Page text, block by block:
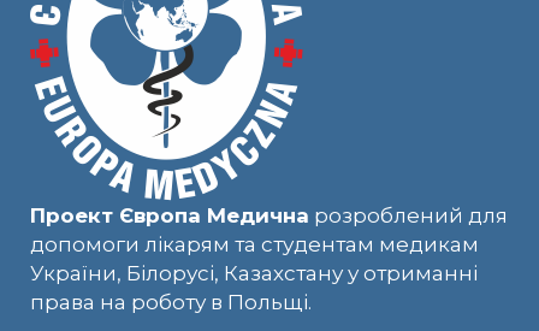
Проект Європа Медична розроблений для
допомоги лікарям та студентам медикам
України, Білорусі, Казахстану у отриманні
права на роботу в Польщі.